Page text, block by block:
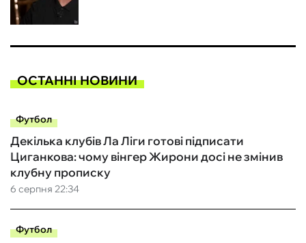
ОСТАННІ НОВИНИ
Футбол
6 серпня 22:34
Декілька клубів Ла Ліги готові підписати
Циганкова: чому вінгер Жирони досі не змінив
клубну прописку
Футбол